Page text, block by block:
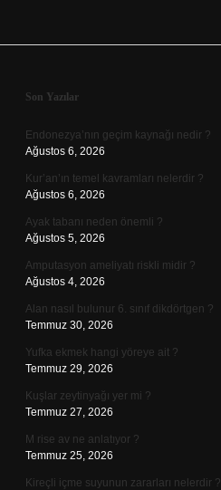
Sidebar
Son Yazılar
Endonezya’nın geçim kaynağı nedir ?
Ağustos 6, 2026
Kur’an’ın temel kavramları nelerdir ?
Ağustos 6, 2026
Ayak tabanı neden önemli ?
Ağustos 5, 2026
Amputasyon ameliyatı riskli midir ?
Ağustos 4, 2026
Alan nasıl bulunur 6. sınıf dikdörtgen ?
Temmuz 30, 2026
Yufka ekmek hangi yöreye ait ?
Temmuz 29, 2026
Kuşlar zeytinyağı yer mi ?
Temmuz 27, 2026
M rise av ne anlatıyor ?
Temmuz 25, 2026
Kireçli içme suyunun zararları nelerdir ?